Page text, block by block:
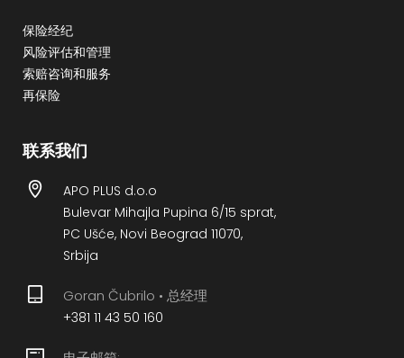
保险经纪
风险评估和管理
索赔咨询和服务
再保险
联系我们
APO PLUS d.o.o
Bulevar Mihajla Pupina 6/15 sprat,
PC Ušće, Novi Beograd 11070,
Srbija
Goran Čubrilo • 总经理
+381 11 43 50 160